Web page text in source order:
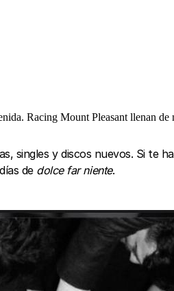
Racing Mount Pleasant llenan de
singles y discos nuevos. Si te
de dolce far niente.